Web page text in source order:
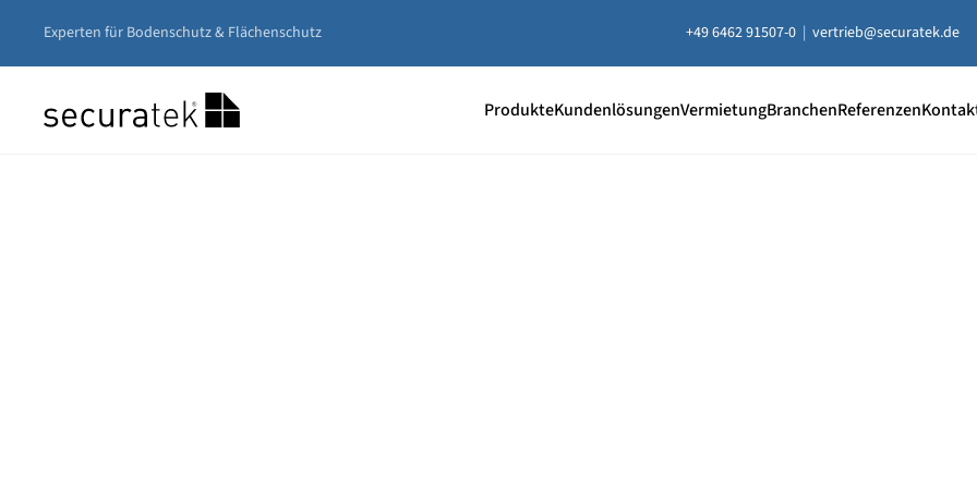
Zum
springen
Experten für Bodenschutz & Flächenschutz +49 6462 91507-0 | vertrieb@securatek.de
ProdukteKundenlösungenVermietungBranchenReferenzen